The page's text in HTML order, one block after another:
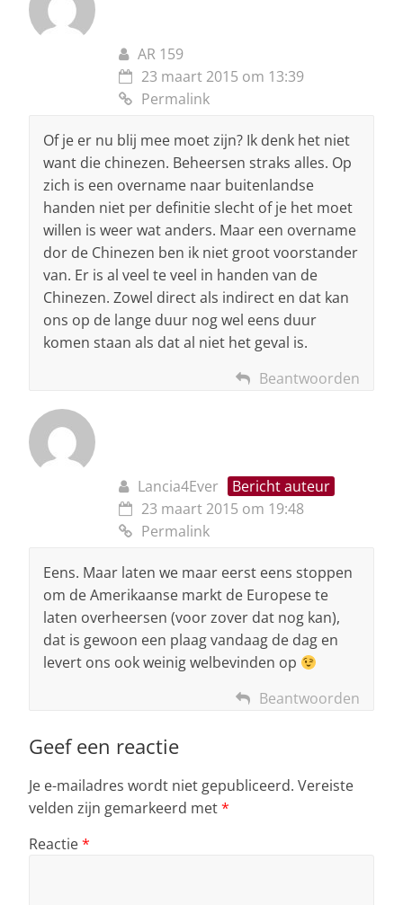
AR 159
23 maart 2015 om 13:39
Permalink
Of je er nu blij mee moet zijn? Ik denk het niet
want die chinezen. Beheersen straks alles. Op
zich is een overname naar buitenlandse
handen niet per definitie slecht of je het moet
willen is weer wat anders. Maar een overname
dor de Chinezen ben ik niet groot voorstander
van. Er is al veel te veel in handen van de
Chinezen. Zowel direct als indirect en dat kan
ons op de lange duur nog wel eens duur
komen staan als dat al niet het geval is.
Beantwoorden
Lancia4Ever
Bericht auteur
23 maart 2015 om 19:48
Permalink
Eens. Maar laten we maar eerst eens stoppen
om de Amerikaanse markt de Europese te
laten overheersen (voor zover dat nog kan),
dat is gewoon een plaag vandaag de dag en
levert ons ook weinig welbevinden op
Beantwoorden
Geef een reactie
Je e-mailadres wordt niet gepubliceerd. Vereiste
velden zijn gemarkeerd met*
Reactie*